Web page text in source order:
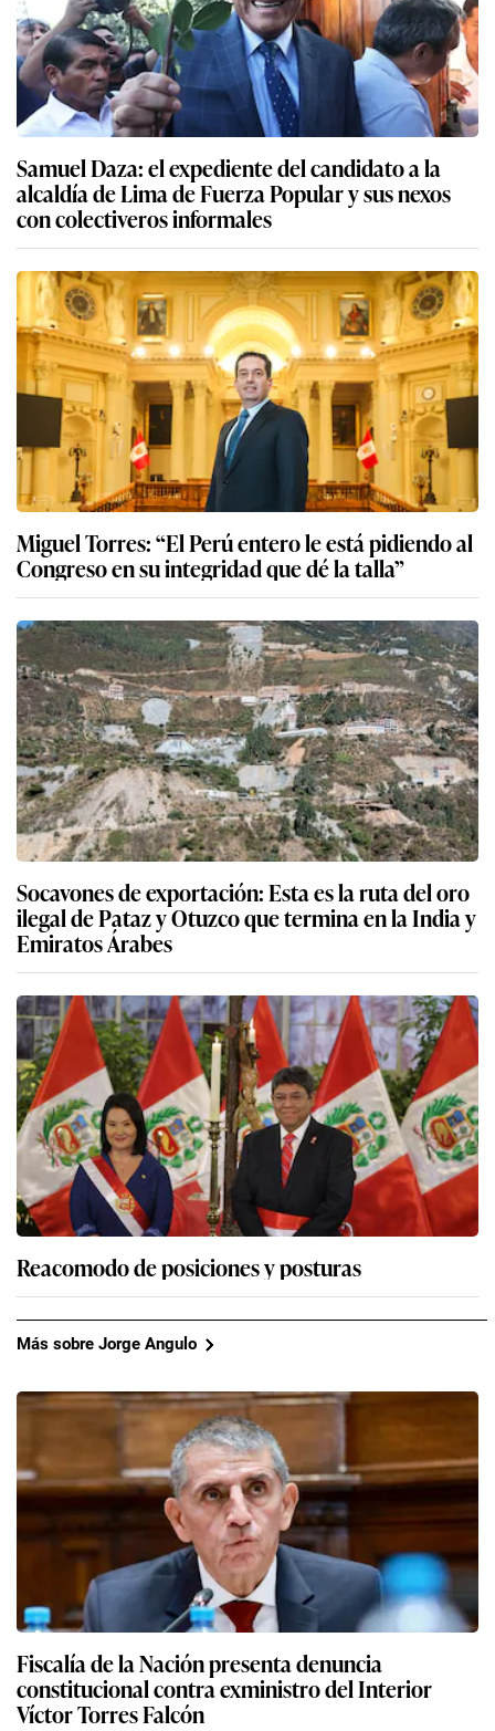
Samuel Daza: el expediente del candidato a la
alcaldía de Lima de Fuerza Popular y sus nexos
con colectiveros informales
Miguel Torres: “El Perú entero le está pidiendo al
Congreso en su integridad que dé la talla”
Socavones de exportación: Esta es la ruta del oro
ilegal de Pataz y Otuzco que termina en la India y
Emiratos Árabes
Reacomodo de posiciones y posturas
Más sobre Jorge Angulo
Fiscalía de la Nación presenta denuncia
constitucional contra exministro del Interior
Víctor Torres Falcón